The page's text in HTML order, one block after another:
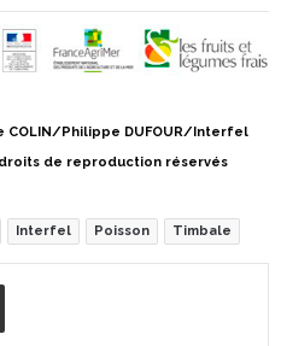
Philippe DUFOUR/Interfel
de reproduction réservés
Interfel Poisson Timbale